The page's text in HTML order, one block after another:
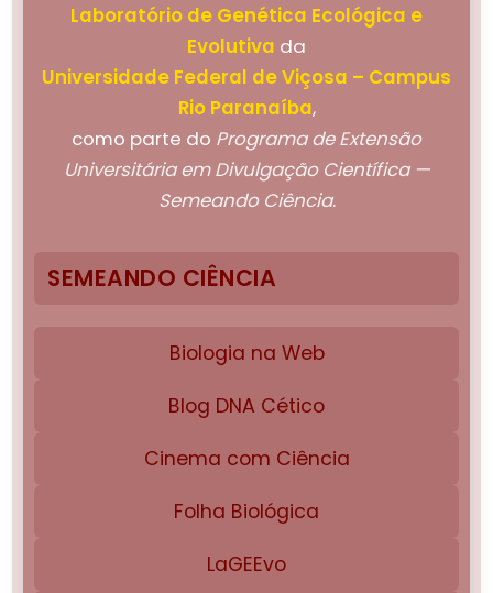
Laboratório de Genética Ecológica e
Evolutiva da
Universidade Federal de Viçosa – Campus
Rio Paranaíba,
como parte do Programa de Extensão
Universitária em Divulgação Científica —
Semeando Ciência.
SEMEANDO CIÊNCIA
Biologia na Web
Blog DNA Cético
Cinema com Ciência
Folha Biológica
LaGEEvo